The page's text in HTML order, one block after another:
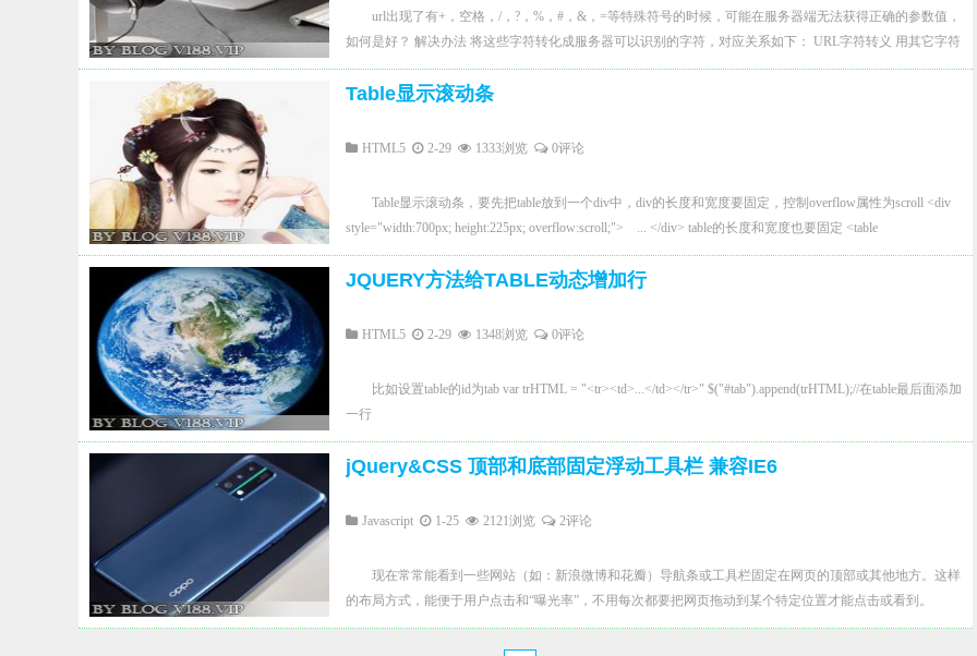
标签： </br> </br> <input type="text"id="shuru" /> <button type="button"id="enter">点击</button> 之后我们先到
AS里写下： function putin(thetext:String):void{ mytext.text =thetext; }
id="shuru"/> <button type="button" id="enter"οnclick="sendin()">点击</button> <script type="text/javascript">
onload: function () { this.play(); ok(true); }, onplay: function () { ok(true); this.stop(); },
onstop: function () { ok(true); start(); } } })); }); 几个回调函数都是匿名函数,在生成标签之前,会给
函数在window.flashCallback下分配一个随机名称.现在只是简单的实现单个事件处理函数的绑定,如果有需要
支持多个,只要再做一些简单的封装即可. adv.flash.embed的实现要点: //遍历自定义参数 adv.util.forEach(params,
称,并存储在flashCallback命名空间下 funcVar = adv.util.guid(); window.flashCallback[funcVar] = function() {
paramArr.push(key + '=' + funcVar); }); 执行结果: 02 暴露接口给js as3里,实现这个很简单,先上代码再说: public
function test() { flashvars= LoaderInfo( this.root.loaderInfo ).parameters; //此为调试用
= 90; addChild(textField); //素材加载完毕,准备播放 //暴露api给js if(ExternalInterface.available){
if(flashvars.onplay){ ExternalInterface.call("window.flashCallback." + flashvars.onplay); } return true; } //这
ExternalInterface.call("window.flashCallback." + flashvars.onstop,flashvars); } return true; } 这里定义了两个方
法,play和stop,在构造函数(test)里,判断ExternalInterface是否可用,如果可用,就暴露出这两个方法:
ExternalInterface.addCallback("play", play); ExternalInterface.addCallback("stop", stop); 在js里调用: 跨浏览器的获
取flash对象引用方法 ... getSWF:function(name) { if (navigator.appName.indexOf("Microsoft") != -1) { return
是,我们要等onload之后才去调用,保证falsh加载完毕: asyncTest('js调用flash方法', function () { expect(1);
params: { onload: function () { var result = this.play(); ok(result); start(); } } })); }); 事件函数
的this指向flash对象,所以这里不用再获取了 执行结果: 03 完整的as3代码: package { import
flash.text.TextField; public class test extends Sprite { private var flashvars:Object; //用textField文本的改变
url出现了有+，空格，/，?，%，#，&，=等特殊符号的时候，可能在服务器端无法获得正确的参数值，
如何是好？ 解决办法 将这些字符转化成服务器可以识别的字符，对应关系如下： URL字符转义 用其它字符
替代吧，或用全角的。 + URL 中+号表示空格 %2B 空格 URL中的空格可以用+号或者
编码 %20 / 分隔目录和子目录 %2F ? 分隔实际的URL和参数
URL 中指定的参数间的分隔符 %26 = URL 中指定参数的值 %3D
Table显示滚动条
HTML5 2-29 1333浏览 0评论
Table显示滚动条，要先把table放到一个div中，div的长度和宽度要固定，控制overflow属性为scroll <div
style="width:700px; height:225px; overflow:scroll;"> ... </div> table的长度和宽度也要固定 <table
cellspacing="0" width="732px" id="dataTableDetail" align="center"> ... </table> 如果你只要设置垂直的滚动条则
用：overflow-y:scroll。
JQUERY方法给TABLE动态增加行
HTML5 2-29 1348浏览 0评论
比如设置table的id为tab var trHTML = "<tr><td>...</td></tr>" $("#tab").append(trHTML);//在table最后面添加
一行
jQuery&CSS 顶部和底部固定浮动工具栏 兼容IE6
Javascript 1-25 2121浏览 2评论
现在常常能看到一些网站（如：新浪微博和花瓣）导航条或工具栏固定在网页的顶部或其他地方。这样
的布局方式，能便于用户点击和“曝光率”，不用每次都要把网页拖动到某个特定位置才能点击或看到。